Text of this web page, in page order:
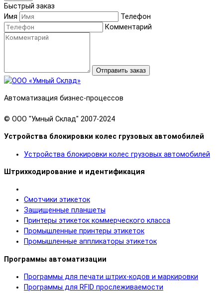
Быстрый заказ
Имя
Телефон
Комментарий
Отправить заказ
Автоматизация бизнес-процессов
© OOO "Умный Склад" 2007-2024
Устройства блокировки колес грузовых автомобилей
Устройства блокировки колес грузовых автомобилей
Штрихкодирование и идентификация
Смотчики этикеток
Защищенные планшеты
Принтеры этикеток коммерческого класса
Промышленные принтеры этикеток
Промышленные аппликаторы этикеток
Программы автоматизации
Программы для печати штрих-кодов и маркировки
Программы для RFID прослеживаемости